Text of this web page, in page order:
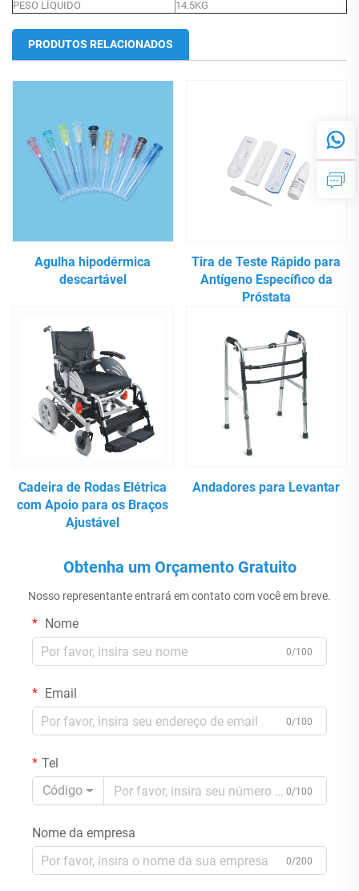
PESO LÍQUIDO 14.5KG
PRODUTOS RELACIONADOS
Agulha hipodérmica
descartável
Tira de Teste Rápido para
Antígeno Específico da
Próstata
Cadeira de Rodas Elétrica
com Apoio para os Braços
Ajustável
Andadores para Levantar
Obtenha um Orçamento Gratuito
Nosso representante entrará em contato com você em breve.
Nome
0/100
Email
0/100
Tel
Código
0/100
Nome da empresa
0/200